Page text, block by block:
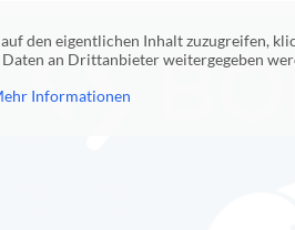
den eigentlichen Inhalt zuzugreifen,
Daten an Drittanbieter weitergegeben
Informationen